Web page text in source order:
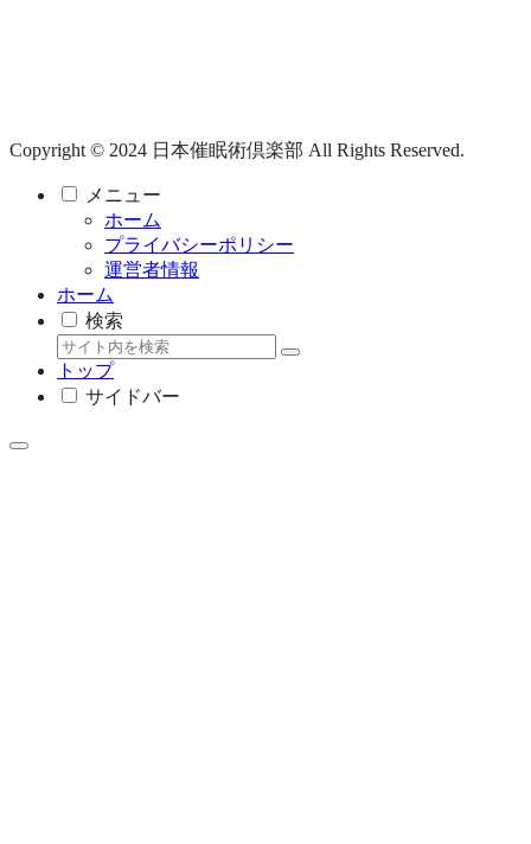
Copyright © 2024 日本催眠術倶楽部 All Rights Reserved.
メニュー
ホーム
プライバシーポリシー
運営者情報
ホーム
検索
トップ
サイドバー